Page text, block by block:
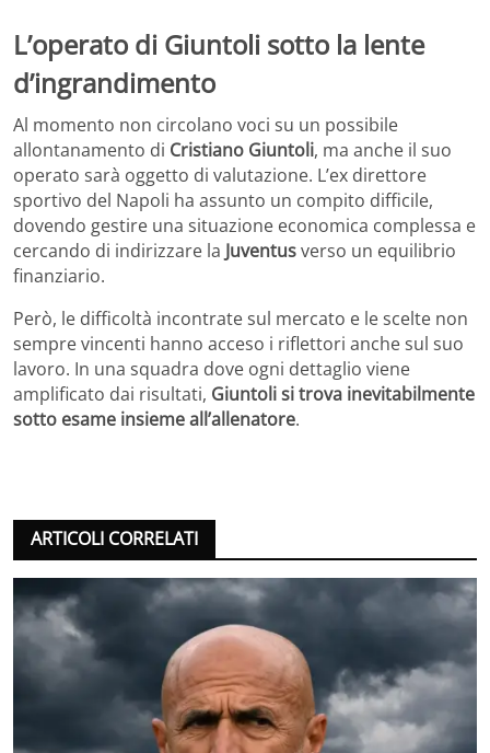
L’operato di Giuntoli sotto la lente
d’ingrandimento
Al momento non circolano voci su un possibile
allontanamento di Cristiano Giuntoli, ma anche il suo
operato sarà oggetto di valutazione. L’ex direttore
sportivo del Napoli ha assunto un compito difficile,
dovendo gestire una situazione economica complessa e
cercando di indirizzare la Juventusverso un equilibrio
finanziario.
Però, le difficoltà incontrate sul mercato e le scelte non
sempre vincenti hanno acceso i riflettori anche sul suo
lavoro. In una squadra dove ogni dettaglio viene
amplificato dai risultati, Giuntoli si trova inevitabilmente
sotto esame insieme all’allenatore.
ARTICOLI CORRELATI